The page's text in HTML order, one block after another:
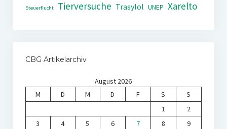
Steuerflucht Tierversuche Trasylol UNEP Xarelto
CBG Artikelarchiv
August 2026
M
D M D F S
S
1
2
3
4 5 6 7 8
9